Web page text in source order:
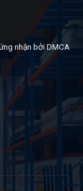
nhận bởi DMCA